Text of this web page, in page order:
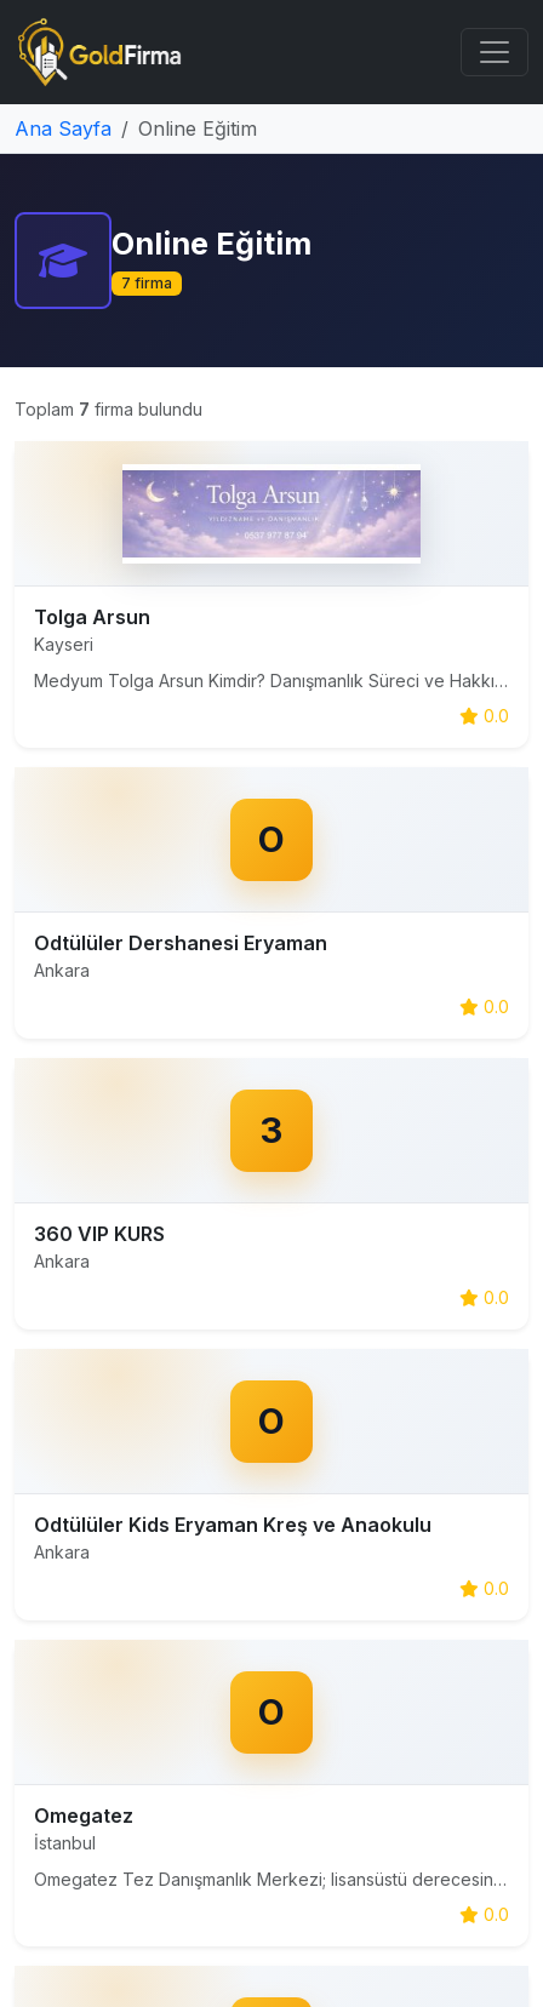
Ana Sayfa Online Eğitim
Online Eğitim
7 firma
Toplam 7 firma bulundu
Tolga Arsun
Kayseri
Medyum Tolga Arsun Kimdir? Danışmanlık Süreci ve Hakkında Merak Edilenler Son yıllarda spiritüel danışmanlık alanına olan ilginin artmasıyla birlikte, bu alanda hizmet veren isimler de daha fazla araştırılmaya başlandı. Özellikle bireysel yaşam, ilişkiler ve karar süreçleri üzerine destek almak i
0.0
O
Odtülüler Dershanesi Eryaman
Ankara
0.0
3
360 VIP KURS
Ankara
0.0
O
Odtülüler Kids Eryaman Kreş ve Anaokulu
Ankara
0.0
O
Omegatez
İstanbul
Omegatez Tez Danışmanlık Merkezi; lisansüstü derecesinde eğitim alan öğrencilere tez döneminde çözümler sunmak üzere kurulmuş bir tez yazdırma firmasıdır.
0.0